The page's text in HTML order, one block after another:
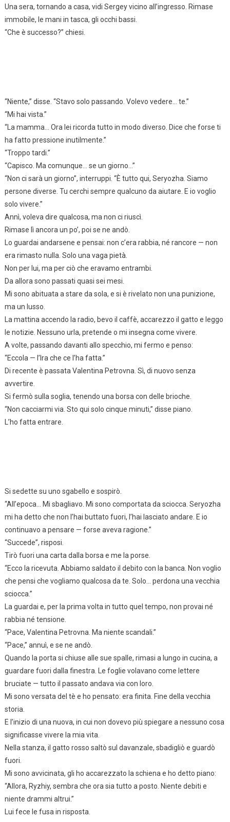
Una sera, tornando a casa, vidi Sergey vicino all’ingresso. Rimase
immobile, le mani in tasca, gli occhi bassi.
“Che è successo?” chiesi.
“Niente,” disse. “Stavo solo passando. Volevo vedere… te.”
“Mi hai vista.”
“La mamma… Ora lei ricorda tutto in modo diverso. Dice che forse ti
ha fatto pressione inutilmente.”
“Troppo tardi.”
“Capisco. Ma comunque… se un giorno…”
“Non ci sarà un giorno”, interruppi. “È tutto qui, Seryozha. Siamo
persone diverse. Tu cerchi sempre qualcuno da aiutare. E io voglio
solo vivere.”
Annì, voleva dire qualcosa, ma non ci riuscì.
Rimase lì ancora un po’, poi se ne andò.
Lo guardai andarsene e pensai: non c’era rabbia, né rancore — non
era rimasto nulla. Solo una vaga pietà.
Non per lui, ma per ciò che eravamo entrambi.
Da allora sono passati quasi sei mesi.
Mi sono abituata a stare da sola, e si è rivelato non una punizione,
ma un lusso.
La mattina accendo la radio, bevo il caffè, accarezzo il gatto e leggo
le notizie. Nessuno urla, pretende o mi insegna come vivere.
A volte, passando davanti allo specchio, mi fermo e penso:
“Eccola — l’Ira che ce l’ha fatta.”
Di recente è passata Valentina Petrovna. Sì, di nuovo senza
avvertire.
Si fermò sulla soglia, tenendo una borsa con delle brioche.
“Non cacciarmi via. Sto qui solo cinque minuti,” disse piano.
L’ho fatta entrare.
Si sedette su uno sgabello e sospirò.
“All’epoca… Mi sbagliavo. Mi sono comportata da sciocca. Seryozha
mi ha detto che non l’hai buttato fuori, l’hai lasciato andare. E io
continuavo a pensare — forse aveva ragione.”
“Succede”, risposi.
Tirò fuori una carta dalla borsa e me la porse.
“Ecco la ricevuta. Abbiamo saldato il debito con la banca. Non voglio
che pensi che vogliamo qualcosa da te. Solo… perdona una vecchia
sciocca.”
La guardai e, per la prima volta in tutto quel tempo, non provai né
rabbia né tensione.
“Pace, Valentina Petrovna. Ma niente scandali.”
“Pace,” annuì, e se ne andò.
Quando la porta si chiuse alle sue spalle, rimasi a lungo in cucina, a
guardare fuori dalla finestra. Le foglie volavano come lettere
bruciate — tutto il passato andava via con loro.
Mi sono versata del tè e ho pensato: era finita. Fine della vecchia
storia.
E l’inizio di una nuova, in cui non dovevo più spiegare a nessuno cosa
significasse vivere la mia vita.
Nella stanza, il gatto rosso saltò sul davanzale, sbadigliò e guardò
fuori.
Mi sono avvicinata, gli ho accarezzato la schiena e ho detto piano:
“Allora, Ryzhiy, sembra che ora sia tutto a posto. Niente debiti e
niente drammi altrui.”
Lui fece le fusa in risposta.